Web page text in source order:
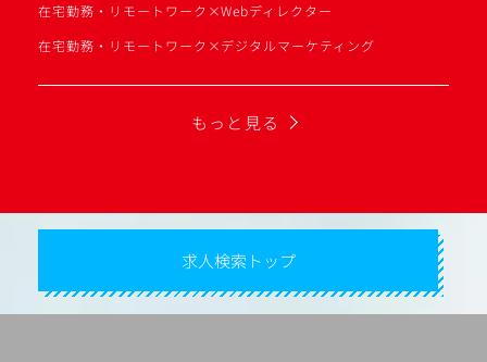
在宅勤務・リモートワーク×Webディレクター
在宅勤務・リモートワーク×デジタルマーケティング
もっと見る
求人検索トップ